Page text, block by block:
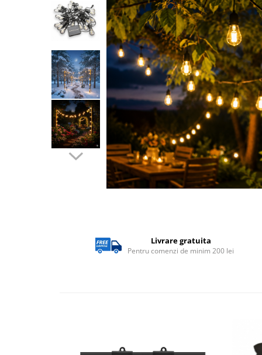
Becuri & lampi led cu fasung
Ghirlande luminoase
Modul Led pentru aplica
Tub Neon Fluorescent (Clasic)
Tub Neon LED
Lampi solare
Corpuri de iluminat
Corpuri de iluminat
Corpuri Led - industriale
Livrare gratuita
Pentru comenzi de minim 200 lei